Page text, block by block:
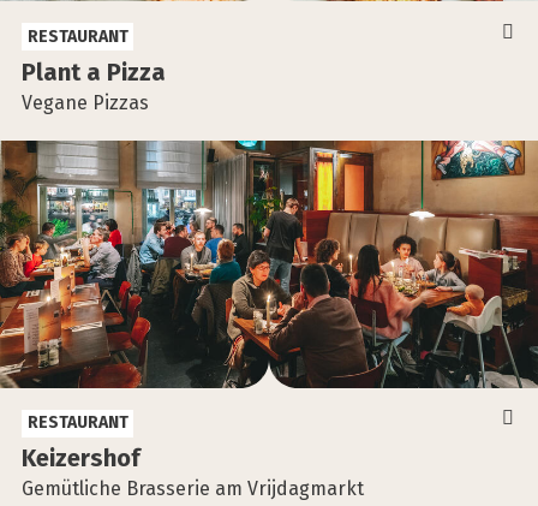
Plant a Piz­za
Vegane Pizzas
RESTAURANT
Kei­zers­hof
Gemütliche Brasserie am Vrijdagmarkt
RESTAURANT